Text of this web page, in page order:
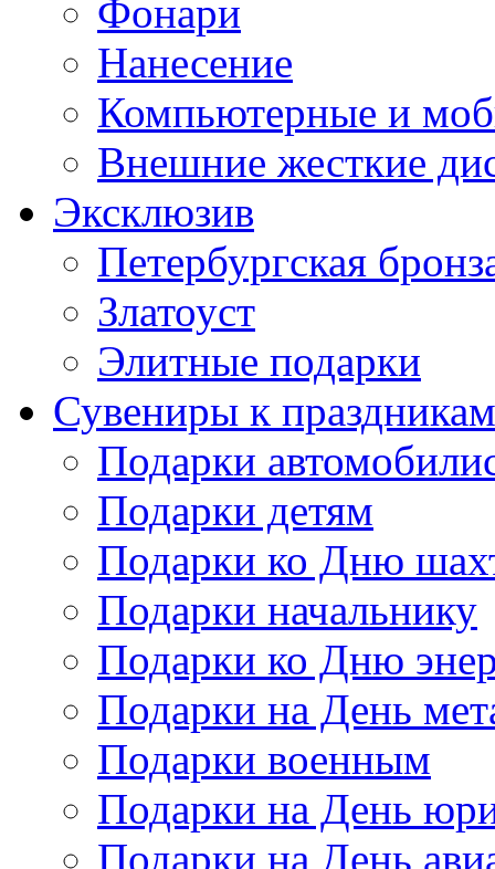
Фонари
Нанесение
Компьютерные и
Внешние жесткие
Эксклюзив
Петербургская
Златоуст
Элитные подарки
Сувениры к праздникам
Подарки
Подарки детям
Подарки ко Дню
Подарки начальнику
Подарки ко Дню
Подарки на День
Подарки военным
Подарки на День
Подарки на День